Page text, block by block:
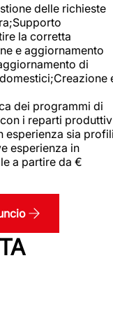
delle richieste
la corretta
e aggiornamento
di
dei programmi di
i reparti
esperienza sia
esperienza in
a partire da €